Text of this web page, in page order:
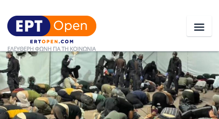
Ειδήσεις
Ελλάδα